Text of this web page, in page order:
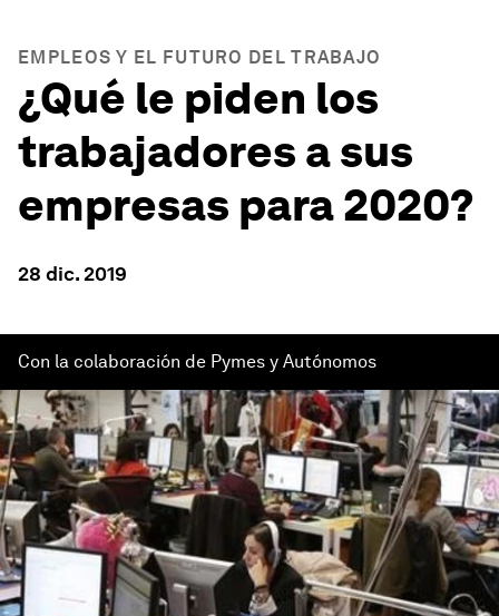
EMPLEOS Y EL FUTURO DEL TRABAJO
¿Qué le piden los
trabajadores a sus
empresas para 2020?
28 dic. 2019
Con la colaboración de Pymes y Autónomos